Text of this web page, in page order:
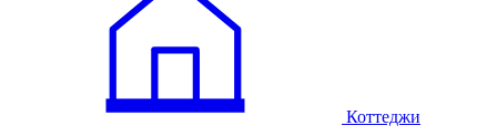
Коттеджи